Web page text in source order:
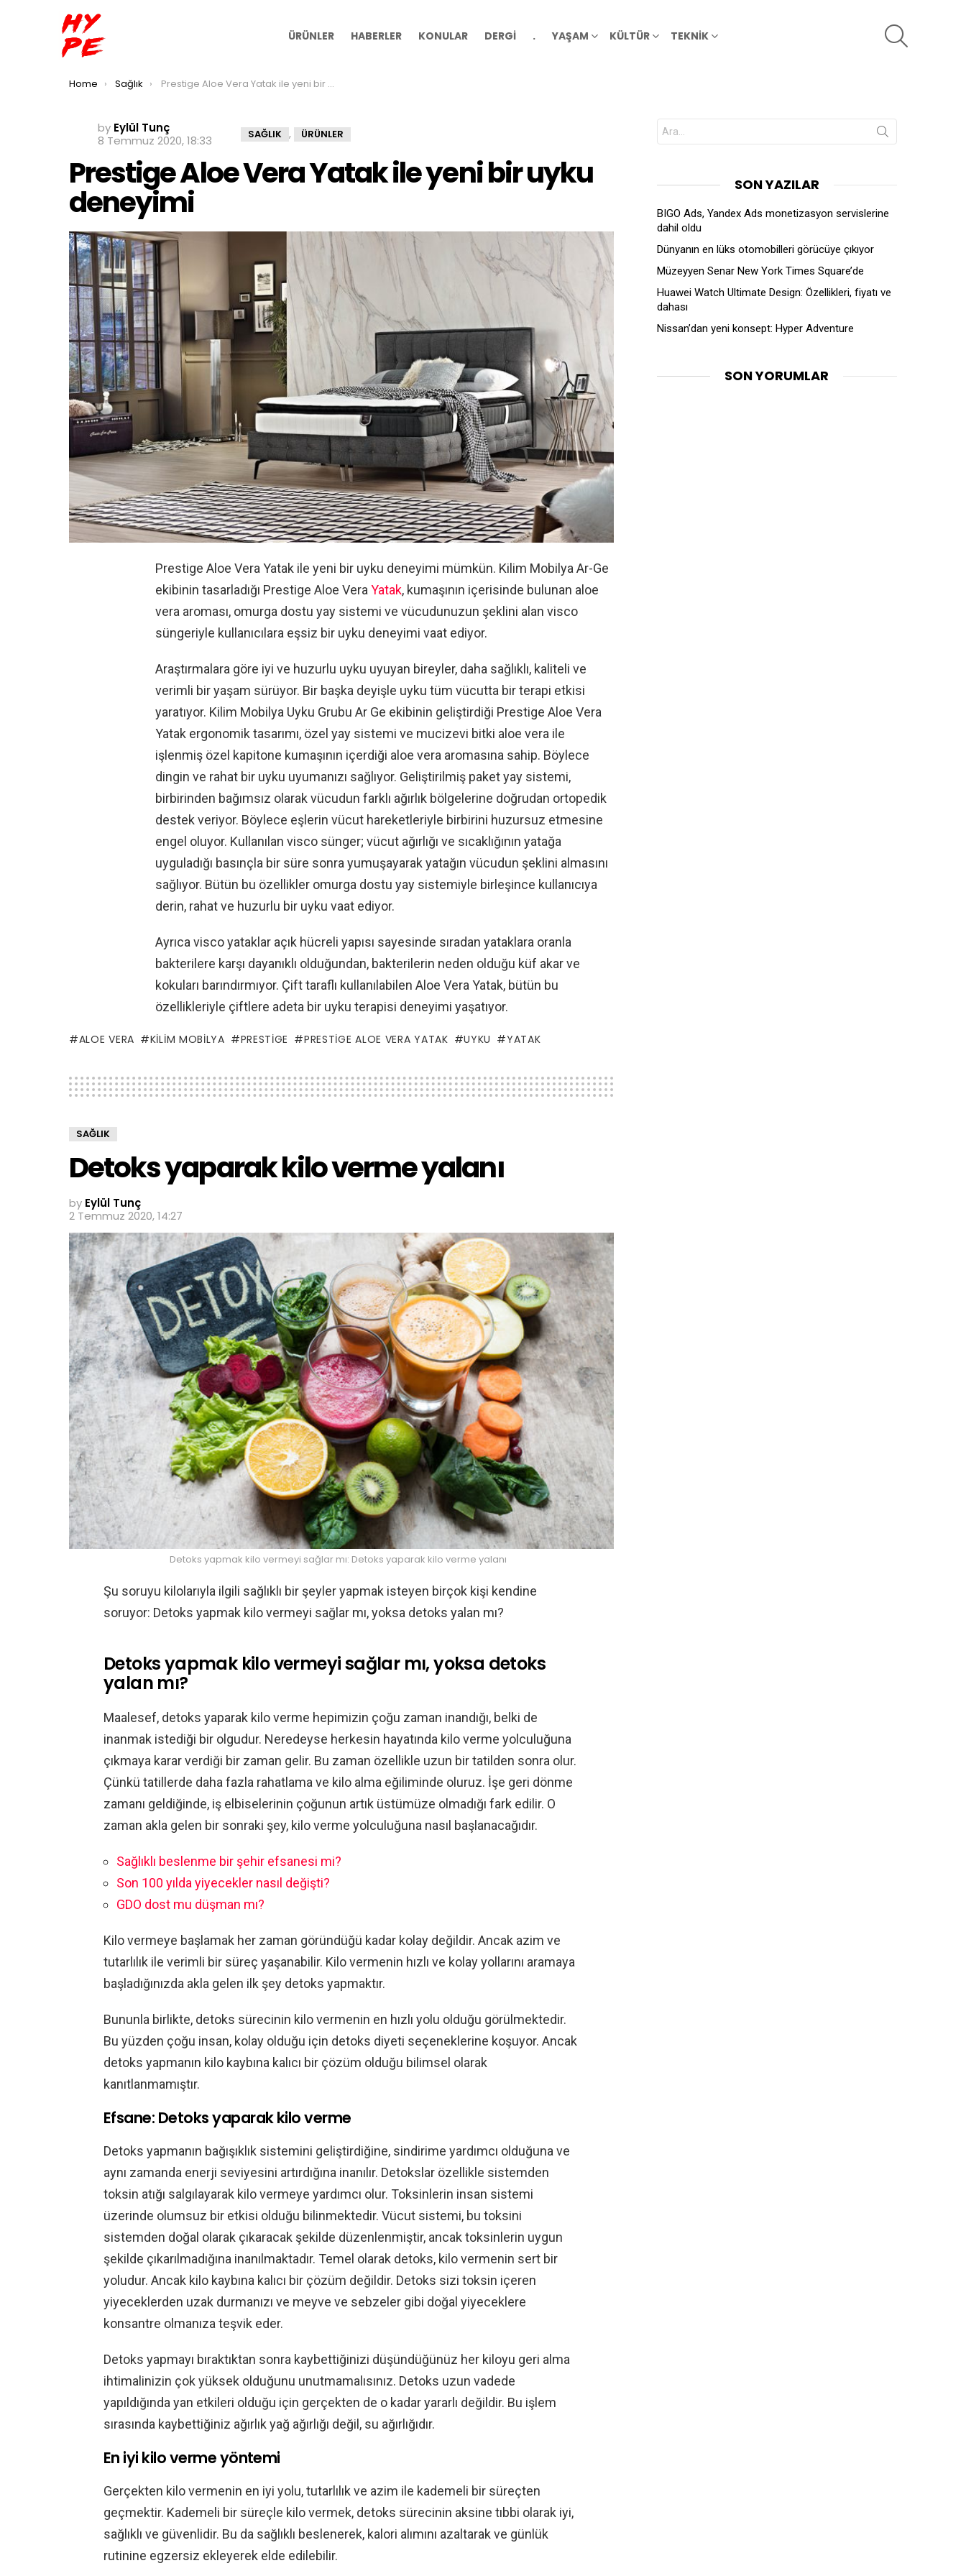
ÜRÜNLER HABERLER KONULAR DERGİ . YAŞAM KÜLTÜR TEKNİK
You are here:
Home Sağlık Prestige Aloe Vera Yatak ile yeni bir uyku deneyimi
by Eylül Tunç
8 Temmuz 2020, 18:33
SAĞLIK , ÜRÜNLER
Prestige Aloe Vera Yatak ile yeni bir uyku
deneyimi
Prestige Aloe Vera Yatak ile yeni bir uyku deneyimi mümkün. Kilim Mobilya Ar-Ge
ekibinin tasarladığı Prestige Aloe Vera Yatak, kumaşının içerisinde bulunan aloe
vera aroması, omurga dostu yay sistemi ve vücudunuzun şeklini alan visco
süngeriyle kullanıcılara eşsiz bir uyku deneyimi vaat ediyor.
Araştırmalara göre iyi ve huzurlu uyku uyuyan bireyler, daha sağlıklı, kaliteli ve
verimli bir yaşam sürüyor. Bir başka deyişle uyku tüm vücutta bir terapi etkisi
yaratıyor. Kilim Mobilya Uyku Grubu Ar Ge ekibinin geliştirdiği Prestige Aloe Vera
Yatak ergonomik tasarımı, özel yay sistemi ve mucizevi bitki aloe vera ile
işlenmiş özel kapitone kumaşının içerdiği aloe vera aromasına sahip. Böylece
dingin ve rahat bir uyku uyumanızı sağlıyor. Geliştirilmiş paket yay sistemi,
birbirinden bağımsız olarak vücudun farklı ağırlık bölgelerine doğrudan ortopedik
destek veriyor. Böylece eşlerin vücut hareketleriyle birbirini huzursuz etmesine
engel oluyor. Kullanılan visco sünger; vücut ağırlığı ve sıcaklığının yatağa
uyguladığı basınçla bir süre sonra yumuşayarak yatağın vücudun şeklini almasını
sağlıyor. Bütün bu özellikler omurga dostu yay sistemiyle birleşince kullanıcıya
derin, rahat ve huzurlu bir uyku vaat ediyor.
Ayrıca visco yataklar açık hücreli yapısı sayesinde sıradan yataklara oranla
bakterilere karşı dayanıklı olduğundan, bakterilerin neden olduğu küf akar ve
kokuları barındırmıyor. Çift taraflı kullanılabilen Aloe Vera Yatak, bütün bu
özellikleriyle çiftlere adeta bir uyku terapisi deneyimi yaşatıyor.
ALOE VERA KILIM MOBILYA PRESTIGE PRESTIGE ALOE VERA YATAK UYKU YATAK
SAĞLIK
Detoks yaparak kilo verme yalanı
by Eylül Tunç
2 Temmuz 2020, 14:27
Detoks yapmak kilo vermeyi sağlar mı: Detoks yaparak kilo verme yalanı
Şu soruyu kilolarıyla ilgili sağlıklı bir şeyler yapmak isteyen birçok kişi kendine
soruyor: Detoks yapmak kilo vermeyi sağlar mı, yoksa detoks yalan mı?
Detoks yapmak kilo vermeyi sağlar mı, yoksa detoks
yalan mı?
Maalesef, detoks yaparak kilo verme hepimizin çoğu zaman inandığı, belki de
inanmak istediği bir olgudur. Neredeyse herkesin hayatında kilo verme yolculuğuna
çıkmaya karar verdiği bir zaman gelir. Bu zaman özellikle uzun bir tatilden sonra olur.
Çünkü tatillerde daha fazla rahatlama ve kilo alma eğiliminde oluruz. İşe geri dönme
zamanı geldiğinde, iş elbiselerinin çoğunun artık üstümüze olmadığı fark edilir. O
zaman akla gelen bir sonraki şey, kilo verme yolculuğuna nasıl başlanacağıdır.
Sağlıklı beslenme bir şehir efsanesi mi?
Son 100 yılda yiyecekler nasıl değişti?
GDO dost mu düşman mı?
Kilo vermeye başlamak her zaman göründüğü kadar kolay değildir. Ancak azim ve
tutarlılık ile verimli bir süreç yaşanabilir. Kilo vermenin hızlı ve kolay yollarını aramaya
başladığınızda akla gelen ilk şey detoks yapmaktır.
Bununla birlikte, detoks sürecinin kilo vermenin en hızlı yolu olduğu görülmektedir.
Bu yüzden çoğu insan, kolay olduğu için detoks diyeti seçeneklerine koşuyor. Ancak
detoks yapmanın kilo kaybına kalıcı bir çözüm olduğu bilimsel olarak
kanıtlanmamıştır.
Efsane: Detoks yaparak kilo verme
Detoks yapmanın bağışıklık sistemini geliştirdiğine, sindirime yardımcı olduğuna ve
aynı zamanda enerji seviyesini artırdığına inanılır. Detokslar özellikle sistemden
toksin atığı salgılayarak kilo vermeye yardımcı olur. Toksinlerin insan sistemi
üzerinde olumsuz bir etkisi olduğu bilinmektedir. Vücut sistemi, bu toksini
sistemden doğal olarak çıkaracak şekilde düzenlenmiştir, ancak toksinlerin uygun
şekilde çıkarılmadığına inanılmaktadır. Temel olarak detoks, kilo vermenin sert bir
yoludur. Ancak kilo kaybına kalıcı bir çözüm değildir. Detoks sizi toksin içeren
yiyeceklerden uzak durmanızı ve meyve ve sebzeler gibi doğal yiyeceklere
konsantre olmanıza teşvik eder.
Detoks yapmayı bıraktıktan sonra kaybettiğinizi düşündüğünüz her kiloyu geri alma
ihtimalinizin çok yüksek olduğunu unutmamalısınız. Detoks uzun vadede
yapıldığında yan etkileri olduğu için gerçekten de o kadar yararlı değildir. Bu işlem
sırasında kaybettiğiniz ağırlık yağ ağırlığı değil, su ağırlığıdır.
En iyi kilo verme yöntemi
Gerçekten kilo vermenin en iyi yolu, tutarlılık ve azim ile kademeli bir süreçten
geçmektir. Kademeli bir süreçle kilo vermek, detoks sürecinin aksine tıbbi olarak iyi,
sağlıklı ve güvenlidir. Bu da sağlıklı beslenerek, kalori alımını azaltarak ve günlük
rutinine egzersiz ekleyerek elde edilebilir.
Search
for:
SON YAZILAR
BIGO Ads, Yandex Ads monetizasyon servislerine
dahil oldu
Dünyanın en lüks otomobilleri görücüye çıkıyor
Müzeyyen Senar New York Times Square’de
Huawei Watch Ultimate Design: Özellikleri, fiyatı ve
dahası
Nissan’dan yeni konsept: Hyper Adventure
SON YORUMLAR